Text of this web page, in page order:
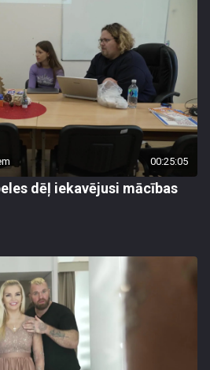
00:25:05
dēļ iekavējusi mācības